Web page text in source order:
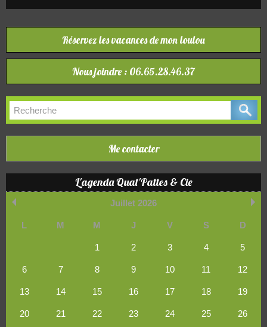
Réservez les vacances de mon loulou
Nous joindre : 06.65.28.46.37
Me contacter
L'agenda Quat'Pattes & Cie
Juillet 2026
L M M J V S D
1 2 3 4 5
6 7 8 9 10 11 12
13 14 15 16 17 18 19
20 21 22 23 24 25 26